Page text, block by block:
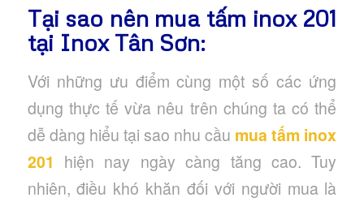
Tại sao nên mua tấm inox 201
tại Inox Tân Sơn:
Với những ưu điểm cùng một số các ứng
dụng thực tế vừa nêu trên chúng ta có thể
dễ dàng hiểu tại sao nhu cầu mua tấm inox
201 hiện nay ngày càng tăng cao. Tuy
nhiên, điều khó khăn đối với người mua là